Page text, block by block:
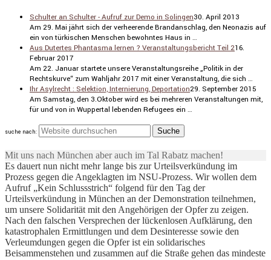
Schulter an Schulter - Aufruf zur Demo in Solingen30. April 2013
Am 29. Mai jährt sich der verhee­rende Brand­an­schlag, den Neonazis auf
ein von türki­schen Menschen bewohntes Haus in …
Aus Dutertes Phantasma lernen ? Veranstaltungsbericht Teil 216.
Februar 2017
Am 22. Januar startete unsere Veran­stal­tungs­reihe „Politik in der
Rechts­kurve“ zum Wahljahr 2017 mit einer Veran­stal­tung, die sich …
Ihr Asylrecht : Selektion, Internierung, Deportation29. September 2015
Am Samstag, den 3.Oktober wird es bei mehreren Veran­stal­tungen mit,
für und von in Wuppertal lebenden Refugees ein …
suche nach:
Mit uns nach München aber auch im Tal Rabatz machen!
Es dauert nun nicht mehr lange bis zur Urteilsverkündung im
Prozess gegen die Angeklagten im NSU-Prozess. Wir wollen dem
Aufruf „Kein Schlussstrich“ folgend für den Tag der
Urteilsverkündung in München an der Demonstration teilnehmen,
um unsere Solidarität mit den Angehörigen der Opfer zu zeigen.
Nach den falschen Versprechen der lückenlosen Aufklärung, den
katastrophalen Ermittlungen und dem Desinteresse sowie den
Verleumdungen gegen die Opfer ist ein solidarisches
Beisammenstehen und zusammen auf die Straße gehen das mindeste